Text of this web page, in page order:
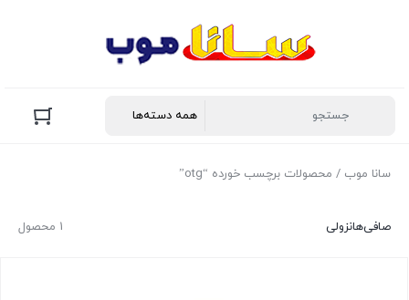
سانا موب / محصولات برچسب خورده “otg”
1 محصول صافی‌هانزولی